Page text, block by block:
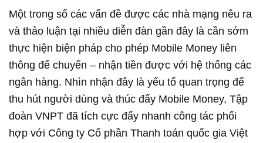
Một trong số các vấn đề được các nhà mạng nêu ra
và thảo luận tại nhiều diễn đàn gần đây là cần sớm
thực hiện biện pháp cho phép Mobile Money liên
thông để chuyển – nhận tiền được với hệ thống các
ngân hàng. Nhìn nhận đây là yếu tố quan trọng để
thu hút người dùng và thúc đẩy Mobile Money, Tập
đoàn VNPT đã tích cực đẩy nhanh công tác phối
hợp với Công ty Cổ phần Thanh toán quốc gia Việt